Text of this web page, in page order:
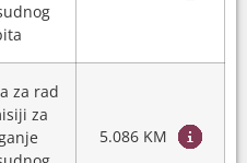
za rad
za
5.086 KM